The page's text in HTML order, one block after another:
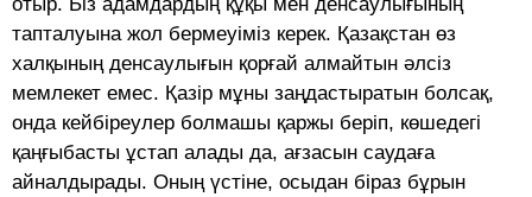
тапталуына жол бермеуіміз керек. Қазақ­стан өз
халқының денсаулығын қорғай алмайтын әлсіз
мемлекет емес. Қазір мұны заңдастыратын болсақ,
онда кейбіреулер болмашы қаржы беріп, көшедегі
қаңғы­басты ұстап алады да, ағзасын саудаға
айналдырады. Оның үстіне, осыдан біраз бұрын